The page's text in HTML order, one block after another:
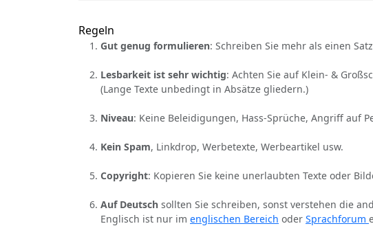
Regeln
Gut genug formulieren: Schreiben Sie mehr als einen
Lesbarkeit ist sehr wichtig: Achten Sie auf Klein- &
(Lange Texte unbedingt in Absätze gliedern.)
Niveau: Keine Beleidigungen, Hass-Sprüche, Angriff auf
Kein Spam, Linkdrop, Werbetexte, Werbeartikel usw.
Copyright: Kopieren Sie keine unerlaubten Texte oder
Auf Deutsch sollten Sie schreiben, sonst verstehen die
Englisch ist nur im englischen Bereich oder Sprachforum